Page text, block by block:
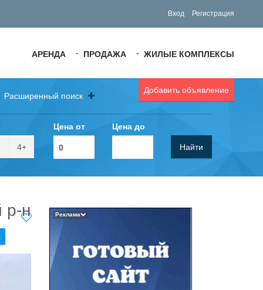
Вход Регистрация
АРЕНДА ПРОДАЖА ЖИЛЫЕ КОМПЛЕКСЫ
Добавить объявление
Расширенный поиск
4+
Цена от Цена до
Найти
р-н Реклама